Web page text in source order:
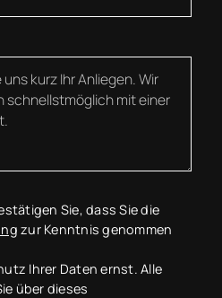
Sie, dass Sie die
zur Kenntnis genommen
Ihrer Daten ernst. Alle
über dieses